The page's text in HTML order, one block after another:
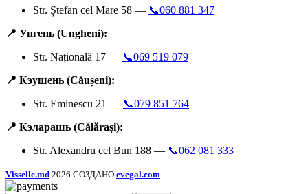
Str. Ștefan cel Mare 58 — 📞060 881 347
📍 Унгень (Ungheni):
Str. Națională 17 — 📞069 519 079
📍 Кэушень (Căușeni):
Str. Eminescu 21 — 📞079 851 764
📍 Кэларашь (Călărași):
Str. Alexandru cel Bun 188 — 📞062 081 333
Visselle.md 2026 СОЗДАНО evegal.com